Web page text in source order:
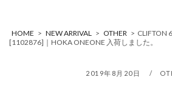
HOME > NEW ARRIVAL > OTHER > CLIFTON
[1102876]｜HOKA ONEONE 入荷しました。
2019年8月20日